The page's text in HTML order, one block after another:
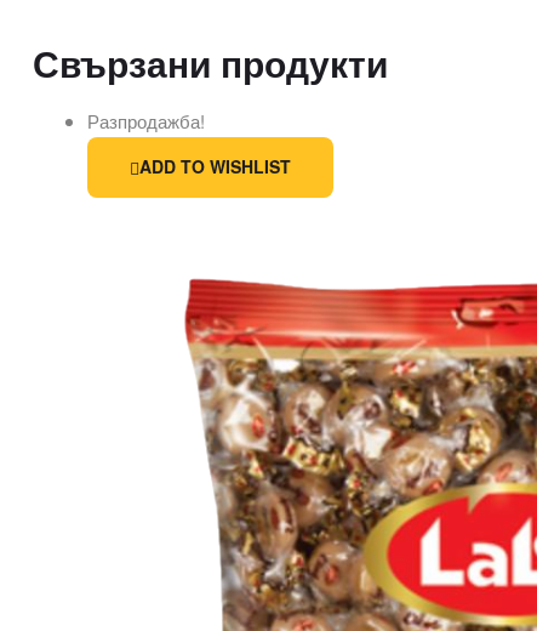
Свързани продукти
Разпродажба!
ADD TO WISHLIST